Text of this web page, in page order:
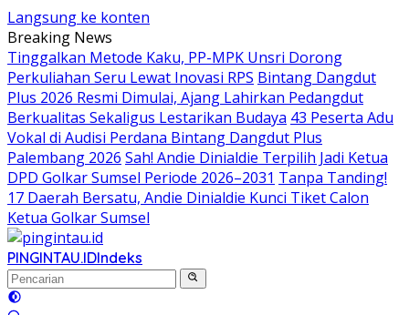
Langsung ke konten
Breaking News
Tinggalkan Metode Kaku, PP-MPK Unsri Dorong
Perkuliahan Seru Lewat Inovasi RPS Bintang Dangdut
Plus 2026 Resmi Dimulai, Ajang Lahirkan Pedangdut
Berkualitas Sekaligus Lestarikan Budaya 43 Peserta Adu
Vokal di Audisi Perdana Bintang Dangdut Plus
Palembang 2026 Sah! Andie Dinialdie Terpilih Jadi Ketua
DPD Golkar Sumsel Periode 2026–2031 Tanpa Tanding!
17 Daerah Bersatu, Andie Dinialdie Kunci Tiket Calon
Ketua Golkar Sumsel
PINGINTAU.IDIndeks